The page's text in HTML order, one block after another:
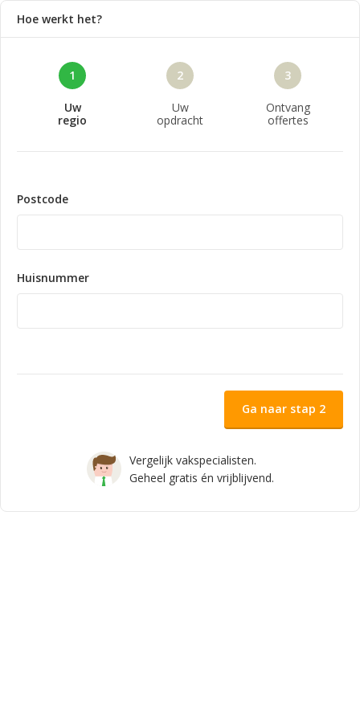
Hoe werkt het?
1
Uw
regio
2
Uw
opdracht
3
Ontvang
offertes
Postcode
Huisnummer
Vergelijk vakspecialisten.
Geheel gratis én vrijblijvend.
Ga naar stap 2